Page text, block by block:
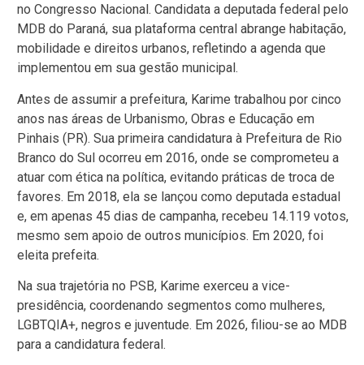
no Congresso Nacional. Candidata a deputada federal pelo
MDB do Paraná, sua plataforma central abrange habitação,
mobilidade e direitos urbanos, refletindo a agenda que
implementou em sua gestão municipal.
Antes de assumir a prefeitura, Karime trabalhou por cinco
anos nas áreas de Urbanismo, Obras e Educação em
Pinhais (PR). Sua primeira candidatura à Prefeitura de Rio
Branco do Sul ocorreu em 2016, onde se comprometeu a
atuar com ética na política, evitando práticas de troca de
favores. Em 2018, ela se lançou como deputada estadual
e, em apenas 45 dias de campanha, recebeu 14.119 votos,
mesmo sem apoio de outros municípios. Em 2020, foi
eleita prefeita.
Na sua trajetória no PSB, Karime exerceu a vice-
presidência, coordenando segmentos como mulheres,
LGBTQIA+, negros e juventude. Em 2026, filiou-se ao MDB
para a candidatura federal.